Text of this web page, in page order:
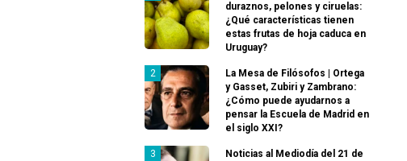
duraznos, pelones y ciruelas:
¿Qué características tienen
estas frutas de hoja caduca en
Uruguay?
La Mesa de Filósofos | Ortega
y Gasset, Zubiri y Zambrano:
¿Cómo puede ayudarnos a
pensar la Escuela de Madrid en
el siglo XXI?
Noticias al Mediodía del 21 de